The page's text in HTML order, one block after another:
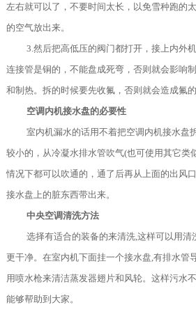
左右就可以了，不要时间太长，以免雪种跑的
的空气放出来。
3.然后把高低压的阀门都打开，接上内外
连接管是铜的，不能盘成死弯，否则就会影响
和制热。拆的时候要先收氟，否则就会造成氟的
空调内机接水盘的必要性
室内机漏水的话用不着把空调内机接水盘
较小的，从冷凝水排水管吹气(也可使用其它类
情况下都可以吹通的，通了后再从上面的出风
接水盘上的脏东西带出来。
中央空调清洗方法
选择有适合的装备的来清洗,这样可以用清
更干净。在室内机下面挂一个接水盘,有排水管
用喷水枪来清洁蒸发器翅片和风轮。这样污水
能够帮助到大家。